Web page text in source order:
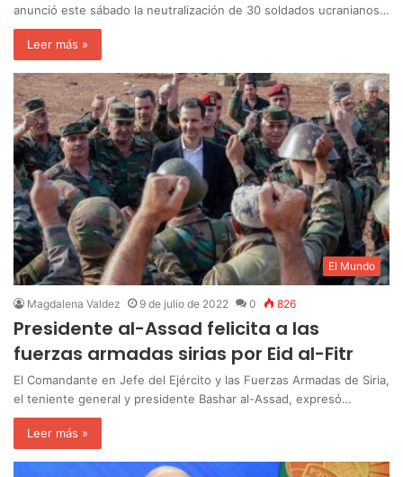
anunció este sábado la neutralización de 30 soldados ucranianos…
Leer más »
El Mundo
Magdalena Valdez 9 de julio de 2022 0 826
Presidente al-Assad felicita a las
fuerzas armadas sirias por Eid al-Fitr
El Comandante en Jefe del Ejército y las Fuerzas Armadas de Siria,
el teniente general y presidente Bashar al-Assad, expresó…
Leer más »